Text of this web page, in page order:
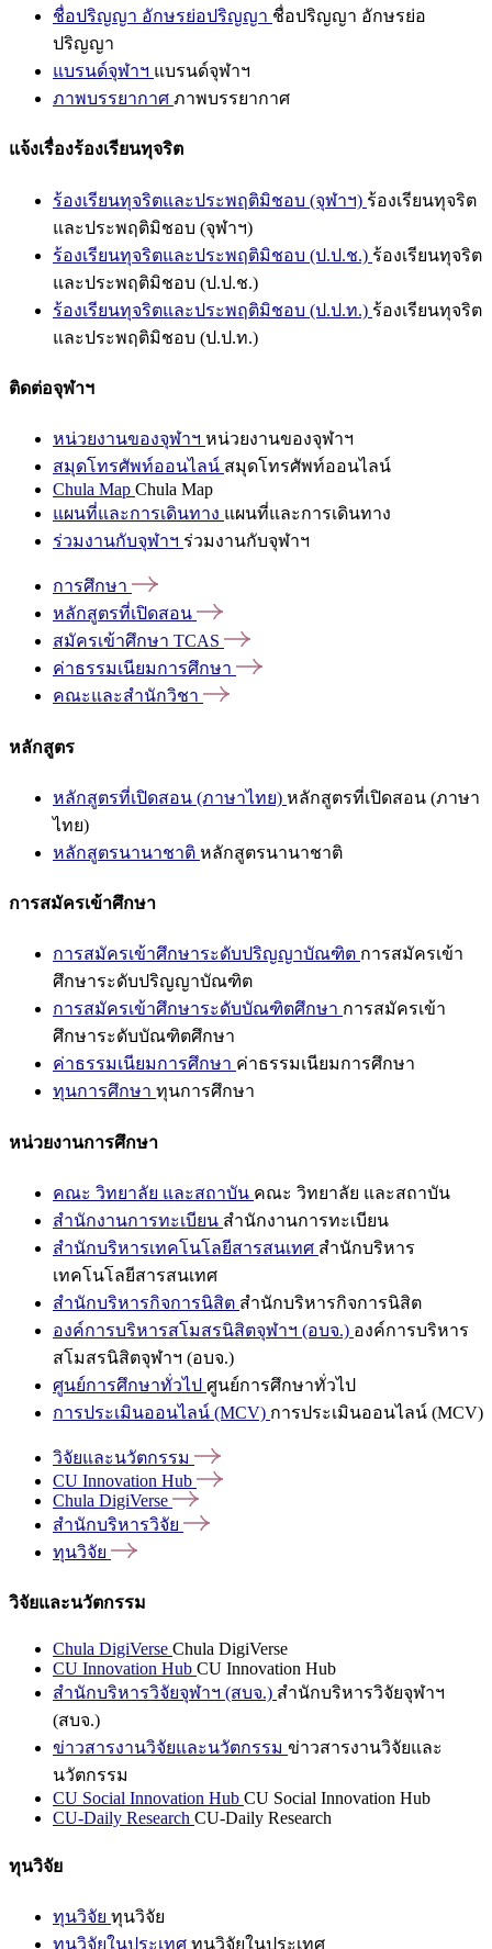
ชื่อปริญญา อักษรย่อปริญญา ชื่อปริญญา อักษรย่อ
ปริญญา
แบรนด์จุฬาฯ แบรนด์จุฬาฯ
ภาพบรรยากาศ ภาพบรรยากาศ
แจ้งเรื่องร้องเรียนทุจริต
ร้องเรียนทุจริตและประพฤติมิชอบ (จุฬาฯ) ร้องเรียนทุจริต
และประพฤติมิชอบ (จุฬาฯ)
ร้องเรียนทุจริตและประพฤติมิชอบ (ป.ป.ช.) ร้องเรียนทุจริต
และประพฤติมิชอบ (ป.ป.ช.)
ร้องเรียนทุจริตและประพฤติมิชอบ (ป.ป.ท.) ร้องเรียนทุจริต
และประพฤติมิชอบ (ป.ป.ท.)
ติดต่อจุฬาฯ
หน่วยงานของจุฬาฯ หน่วยงานของจุฬาฯ
สมุดโทรศัพท์ออนไลน์ สมุดโทรศัพท์ออนไลน์
Chula Map Chula Map
แผนที่และการเดินทาง แผนที่และการเดินทาง
ร่วมงานกับจุฬาฯ ร่วมงานกับจุฬาฯ
การศึกษา
หลักสูตรที่เปิดสอน
สมัครเข้าศึกษา TCAS
ค่าธรรมเนียมการศึกษา
คณะและสำนักวิชา
หลักสูตร
หลักสูตรที่เปิดสอน (ภาษาไทย) หลักสูตรที่เปิดสอน (ภาษา
ไทย)
หลักสูตรนานาชาติ หลักสูตรนานาชาติ
การสมัครเข้าศึกษา
การสมัครเข้าศึกษาระดับปริญญาบัณฑิต การสมัครเข้า
ศึกษาระดับปริญญาบัณฑิต
การสมัครเข้าศึกษาระดับบัณฑิตศึกษา การสมัครเข้า
ศึกษาระดับบัณฑิตศึกษา
ค่าธรรมเนียมการศึกษา ค่าธรรมเนียมการศึกษา
ทุนการศึกษา ทุนการศึกษา
หน่วยงานการศึกษา
คณะ วิทยาลัย และสถาบัน คณะ วิทยาลัย และสถาบัน
สำนักงานการทะเบียน สำนักงานการทะเบียน
สำนักบริหารเทคโนโลยีสารสนเทศ สำนักบริหาร
เทคโนโลยีสารสนเทศ
สำนักบริหารกิจการนิสิต สำนักบริหารกิจการนิสิต
องค์การบริหารสโมสรนิสิตจุฬาฯ (อบจ.) องค์การบริหาร
สโมสรนิสิตจุฬาฯ (อบจ.)
ศูนย์การศึกษาทั่วไป ศูนย์การศึกษาทั่วไป
การประเมินออนไลน์ (MCV) การประเมินออนไลน์ (MCV)
วิจัยและนวัตกรรม
CU Innovation Hub
Chula DigiVerse
สำนักบริหารวิจัย
ทุนวิจัย
วิจัยและนวัตกรรม
Chula DigiVerse Chula DigiVerse
CU Innovation Hub CU Innovation Hub
สำนักบริหารวิจัยจุฬาฯ (สบจ.) สำนักบริหารวิจัยจุฬาฯ
(สบจ.)
ข่าวสารงานวิจัยและนวัตกรรม ข่าวสารงานวิจัยและ
นวัตกรรม
CU Social Innovation Hub CU Social Innovation Hub
CU-Daily Research CU-Daily Research
ทุนวิจัย
ทุนวิจัย ทุนวิจัย
ทุนวิจัยในประเทศ ทุนวิจัยในประเทศ